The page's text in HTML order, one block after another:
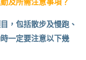
及所需注意事項？
，包括散步及慢跑、
一定要注意以下幾